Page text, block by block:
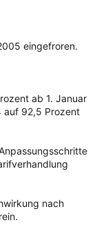
eingefroren.
ab 1. Januar
auf 92,5 Prozent
nach